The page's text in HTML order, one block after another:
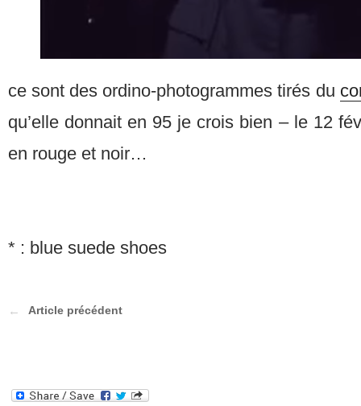
ce sont des ordino-photogrammes tirés du
qu’elle donnait en 95 je crois bien – le 12
en rouge et noir…
* : blue suede shoes
Article précédent